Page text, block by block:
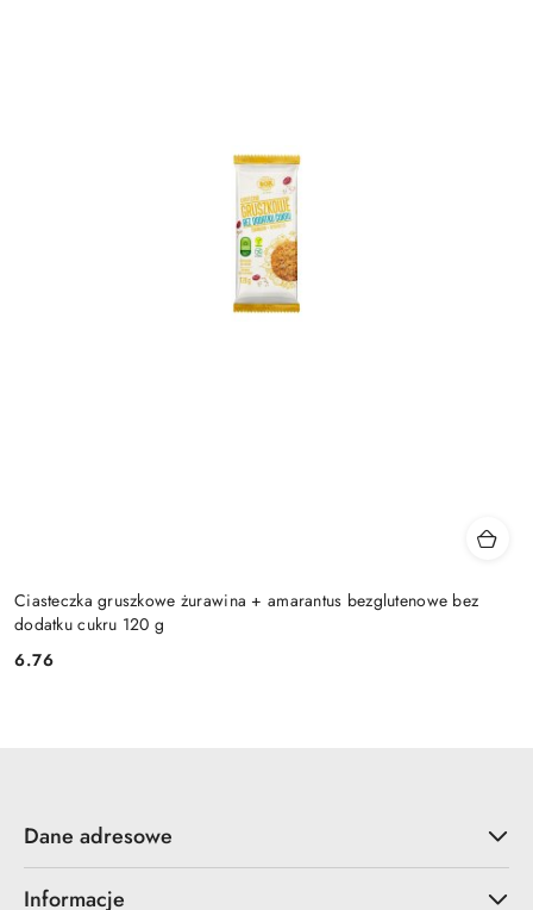
Ciasteczka gruszkowe żurawina + amarantus bezglutenowe bez
dodatku cukru 120 g
Cena:
6.76
Dane adresowe
Informacje